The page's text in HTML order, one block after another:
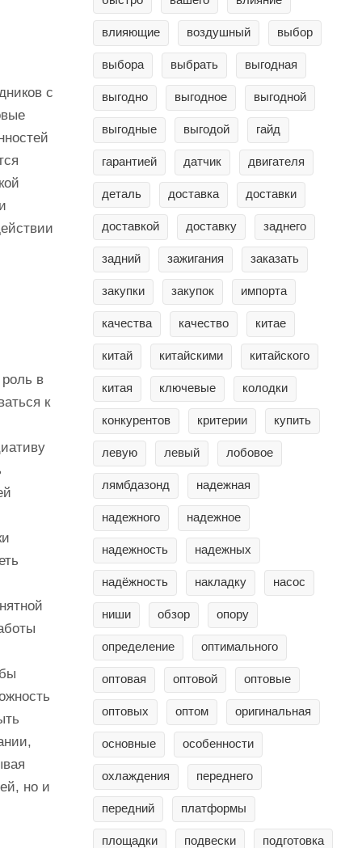
с
в
к
но и
влияющие воздушный выбор
выбора выбрать выгодная
выгодно выгодное выгодной
выгодные выгодой гайд
гарантией датчик двигателя
деталь доставка доставки
доставкой доставку заднего
задний зажигания заказать
закупки закупок импорта
качества качество китае
китай китайскими китайского
китая ключевые колодки
конкурентов критерии купить
левую левый лобовое
лямбдазонд надежная
надежного надежное
надежность надежных
надёжность накладку насос
ниши обзор опору
определение оптимального
оптовая оптовой оптовые
оптовых оптом оригинальная
основные особенности
охлаждения переднего
передний платформы
площадки подвески подготовка